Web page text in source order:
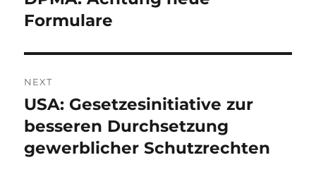
post:
Formulare
NEXT
Next
post:
USA: Gesetzesinitiative zur
besseren Durchsetzung
gewerblicher Schutzrechten